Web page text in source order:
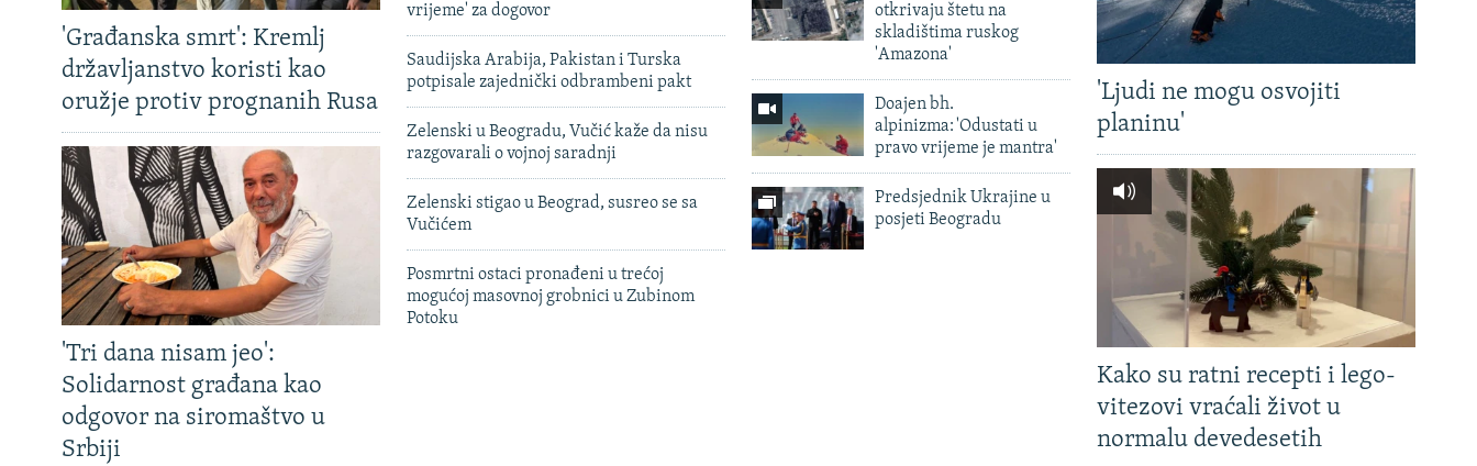
'Građanska smrt': Kremlj
državljanstvo koristi kao
oružje protiv prognanih Rusa
'Tri dana nisam jeo':
Solidarnost građana kao
odgovor na siromaštvo u
Srbiji
vrijeme' za dogovor
Saudijska Arabija, Pakistan i Turska
potpisale zajednički odbrambeni pakt
Zelenski u Beogradu, Vučić kaže da nisu
razgovarali o vojnoj saradnji
Zelenski stigao u Beograd, susreo se sa
Vučićem
Posmrtni ostaci pronađeni u trećoj
mogućoj masovnoj grobnici u Zubinom
Potoku
otkrivaju štetu na
skladištima ruskog
'Amazona'
Doajen bh.
alpinizma: 'Odustati u
pravo vrijeme je mantra'
Predsjednik Ukrajine u
posjeti Beogradu
'Ljudi ne mogu osvojiti
planinu'
Kako su ratni recepti i lego-
vitezovi vraćali život u
normalu devedesetih